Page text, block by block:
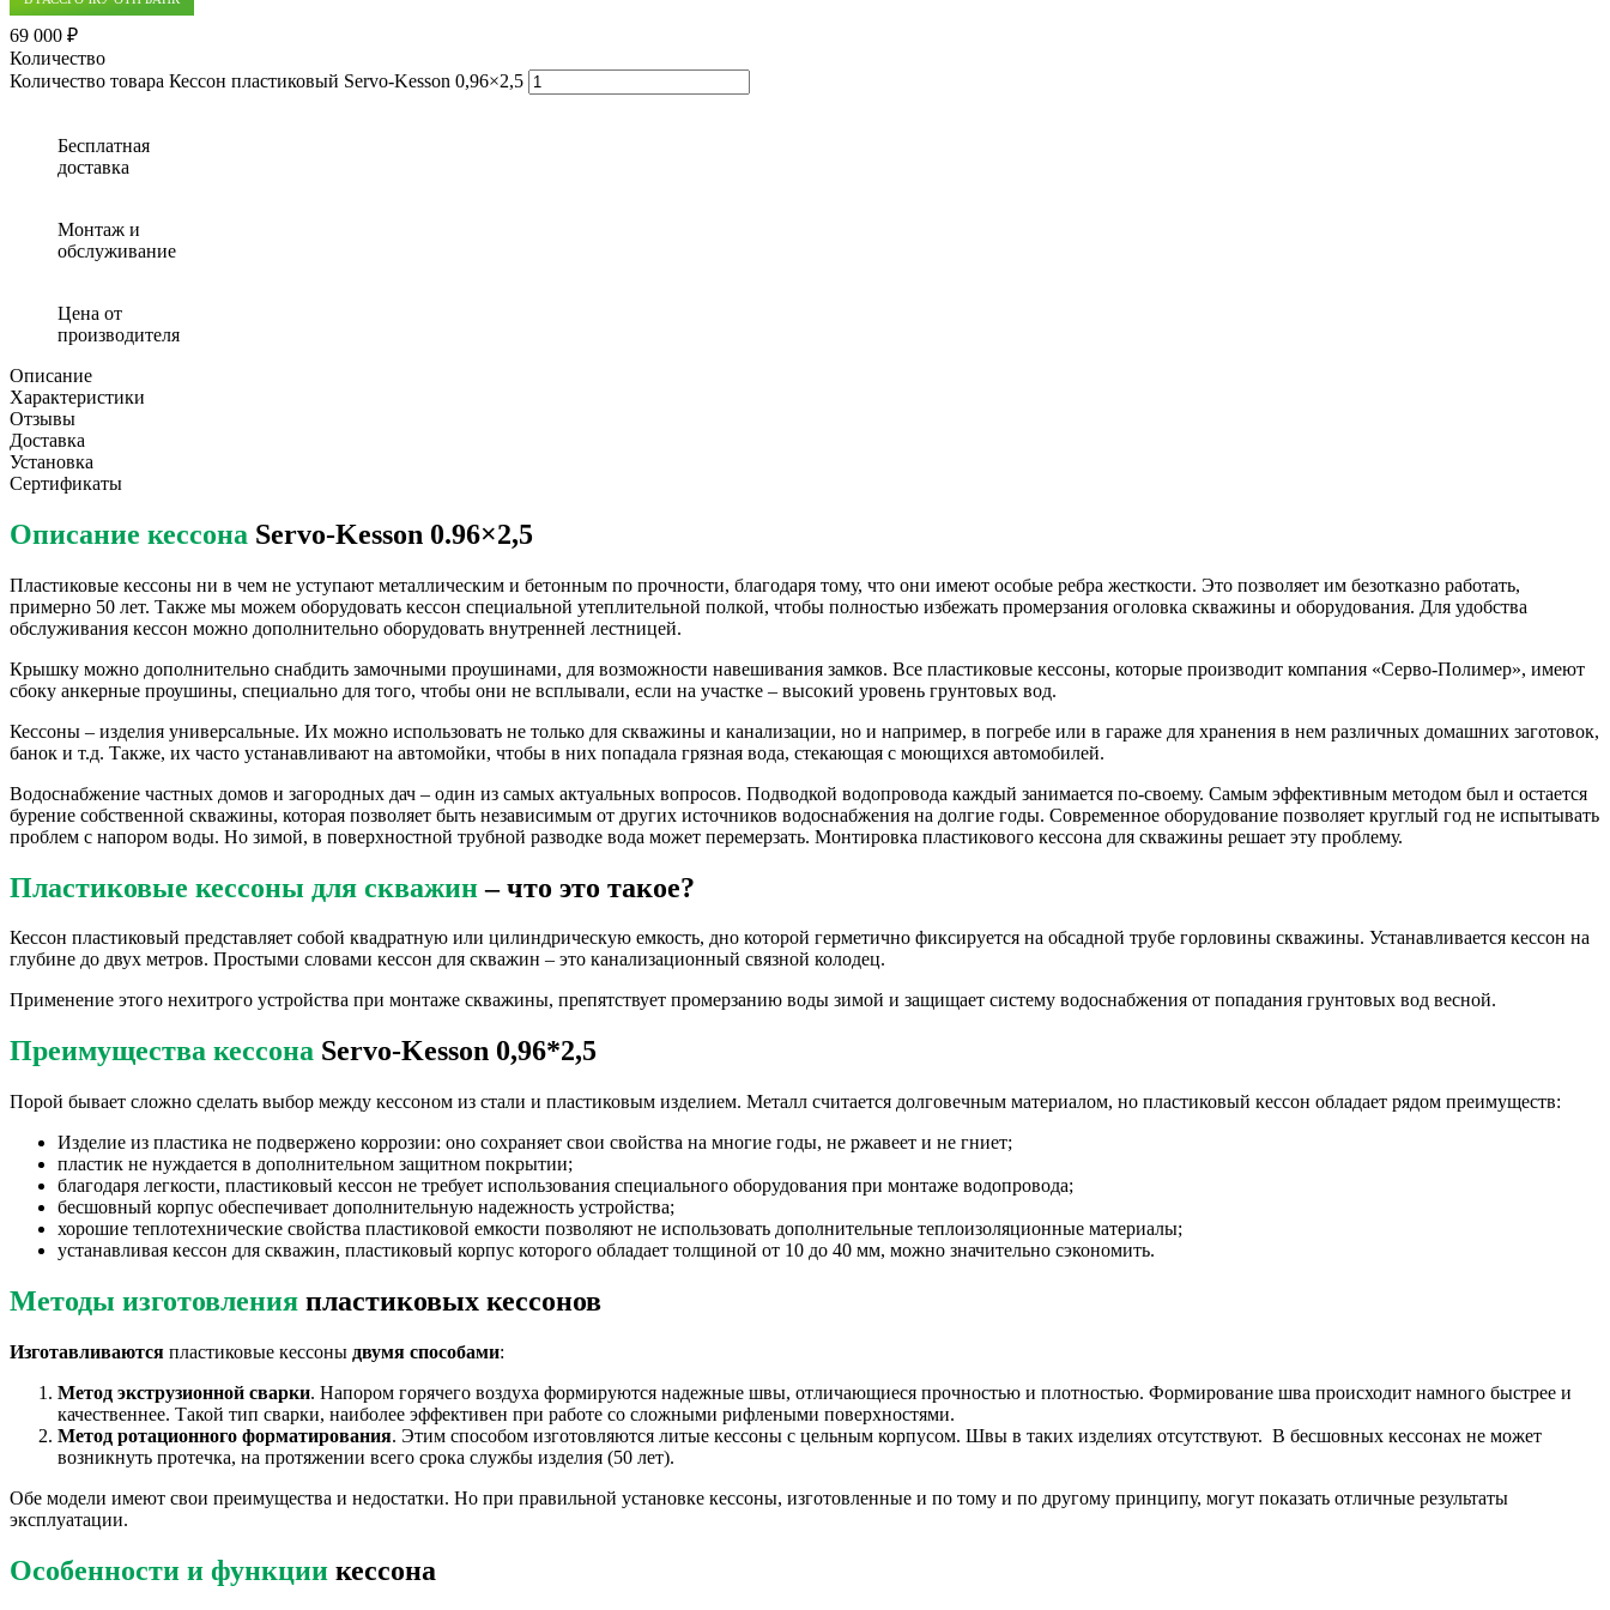
69 000 ₽
Количество
Количество товара Кессон пластиковый Servo-Kesson 0,96×2,5
Бесплатная
доставка
Монтаж и
обслуживание
Цена от
производителя
Описание
Характеристики
Отзывы
Доставка
Установка
Сертификаты
Описание кессона Servo-Kesson 0.96×2,5
Пластиковые кессоны ни в чем не уступают металлическим и бетонным по прочности, благодаря тому, что они имеют особые ребра жесткости. Это позволяет им безотказно работать,
примерно 50 лет. Также мы можем оборудовать кессон специальной утеплительной полкой, чтобы полностью избежать промерзания оголовка скважины и оборудования. Для удобства
обслуживания кессон можно дополнительно оборудовать внутренней лестницей.
Крышку можно дополнительно снабдить замочными проушинами, для возможности навешивания замков. Все пластиковые кессоны, которые производит компания «Серво-Полимер», имеют
сбоку анкерные проушины, специально для того, чтобы они не всплывали, если на участке – высокий уровень грунтовых вод.
Кессоны – изделия универсальные. Их можно использовать не только для скважины и канализации, но и например, в погребе или в гараже для хранения в нем различных домашних заготовок,
банок и т.д. Также, их часто устанавливают на автомойки, чтобы в них попадала грязная вода, стекающая с моющихся автомобилей.
Водоснабжение частных домов и загородных дач – один из самых актуальных вопросов. Подводкой водопровода каждый занимается по-своему. Самым эффективным методом был и остается
бурение собственной скважины, которая позволяет быть независимым от других источников водоснабжения на долгие годы. Современное оборудование позволяет круглый год не испытывать
проблем с напором воды. Но зимой, в поверхностной трубной разводке вода может перемерзать. Монтировка пластикового кессона для скважины решает эту проблему.
Пластиковые кессоны для скважин– что это такое?
Кессон пластиковый представляет собой квадратную или цилиндрическую емкость, дно которой герметично фиксируется на обсадной трубе горловины скважины. Устанавливается кессон на
глубине до двух метров. Простыми словами кессон для скважин – это канализационный связной колодец.
Применение этого нехитрого устройства при монтаже скважины, препятствует промерзанию воды зимой и защищает систему водоснабжения от попадания грунтовых вод весной.
Преимущества кессона Servo-Kesson 0,96*2,5
Порой бывает сложно сделать выбор между кессоном из стали и пластиковым изделием. Металл считается долговечным материалом, но пластиковый кессон обладает рядом преимуществ:
Изделие из пластика не подвержено коррозии: оно сохраняет свои свойства на многие годы, не ржавеет и не гниет;
пластик не нуждается в дополнительном защитном покрытии;
благодаря легкости, пластиковый кессон не требует использования специального оборудования при монтаже водопровода;
бесшовный корпус обеспечивает дополнительную надежность устройства;
хорошие теплотехнические свойства пластиковой емкости позволяют не использовать дополнительные теплоизоляционные материалы;
устанавливая кессон для скважин, пластиковый корпус которого обладает толщиной от 10 до 40 мм, можно значительно сэкономить.
Методы изготовления пластиковых кессонов
Изготавливаются пластиковые кессоны двумя способами:
Метод экструзионной сварки. Напором горячего воздуха формируются надежные швы, отличающиеся прочностью и плотностью. Формирование шва происходит намного быстрее и
качественнее. Такой тип сварки, наиболее эффективен при работе со сложными рифлеными поверхностями.
Метод ротационного форматирования. Этим способом изготовляются литые кессоны с цельным корпусом. Швы в таких изделиях отсутствуют. В бесшовных кессонах не может
возникнуть протечка, на протяжении всего срока службы изделия (50 лет).
Обе модели имеют свои преимущества и недостатки. Но при правильной установке кессоны, изготовленные и по тому и по другому принципу, могут показать отличные результаты
эксплуатации.
Особенности и функции кессона